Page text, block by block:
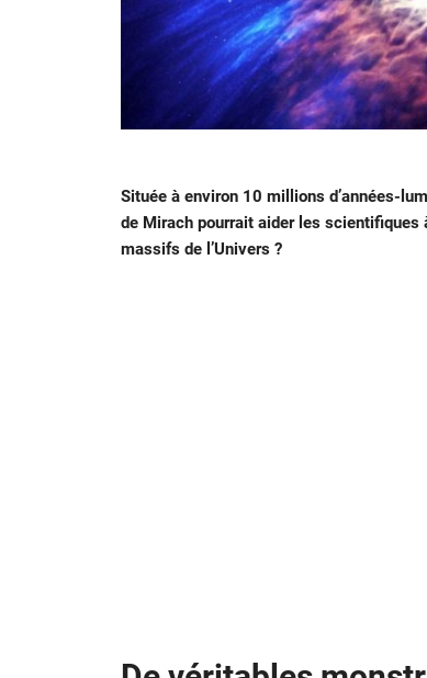
Située à environ 10 millions d’années-
de Mirach pourrait aider les scientifiques
massifs de l’Univers ?